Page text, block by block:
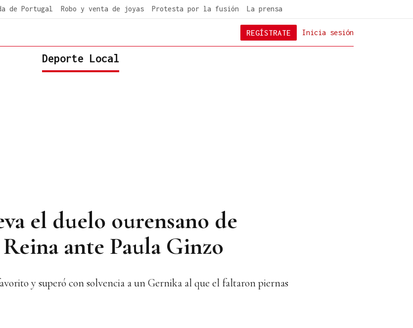
de Portugal Robo y venta de joyas Protesta por la fusión La prensa
Inicia sesión
REGÍSTRATE
Deporte Local
el duelo ourensano de
ante Paula Ginzo
y superó con solvencia a un Gernika al que el faltaron piernas